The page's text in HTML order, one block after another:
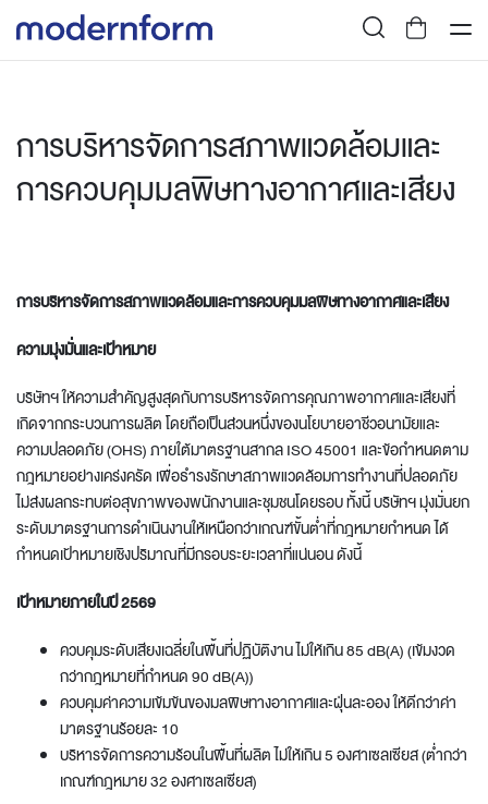
การบริหารจัดการสภาพแวดล้อมและ
การควบคุมมลพิษทางอากาศและเสียง
การบริหารจัดการสภาพแวดล้อมและการควบคุมมลพิษทางอากาศและเสียง
ความมุ่งมั่นและเป้าหมาย
บริษัทฯ ให้ความสำคัญสูงสุดกับการบริหารจัดการคุณภาพอากาศและเสียงที่
เกิดจากกระบวนการผลิต โดยถือเป็นส่วนหนึ่งของนโยบายอาชีวอนามัยและ
ความปลอดภัย (OHS) ภายใต้มาตรฐานสากล ISO 45001 และข้อกำหนดตาม
กฎหมายอย่างเคร่งครัด เพื่อธำรงรักษาสภาพแวดล้อมการทำงานที่ปลอดภัย
ไม่ส่งผลกระทบต่อสุขภาพของพนักงานและชุมชนโดยรอบ ทั้งนี้ บริษัทฯ มุ่งมั่นยก
ระดับมาตรฐานการดำเนินงานให้เหนือกว่าเกณฑ์ขั้นต่ำที่กฎหมายกำหนด ได้
กำหนดเป้าหมายเชิงปริมาณที่มีกรอบระยะเวลาที่แน่นอน ดังนี้
เป้าหมายภายในปี2569
ควบคุมระดับเสียงเฉลี่ยในพื้นที่ปฏิบัติงาน ไม่ให้เกิน 85 dB(A) (เข้มงวด
กว่ากฎหมายที่กำหนด 90 dB(A))
ควบคุมค่าความเข้มข้นของมลพิษทางอากาศและฝุ่นละออง ให้ดีกว่าค่า
มาตรฐานร้อยละ 10
บริหารจัดการความร้อนในพื้นที่ผลิต ไม่ให้เกิน 5 องศาเซลเซียส (ต่ำกว่า
เกณฑ์กฎหมาย 32 องศาเซลเซียส)